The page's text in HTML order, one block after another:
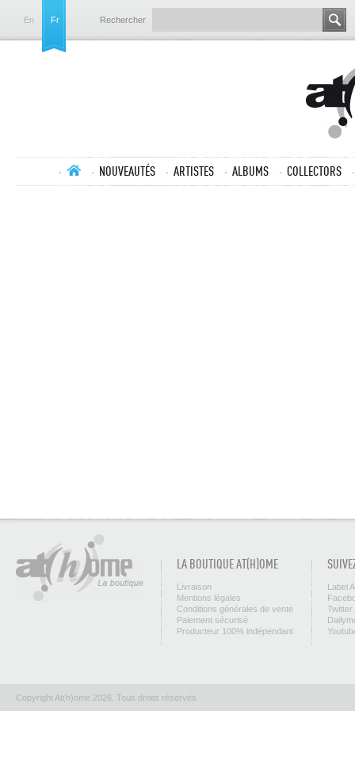
En Fr Rechercher
NOUVEAUTÉS ARTISTES ALBUMS COLLECTORS
LA BOUTIQUE AT(H)OME
Livraison
Mentions légales
Conditions générales de vente
Paiement sécurisé
Producteur 100% indépendant
Label
Twitter
Copyright At(h)ome 2026. Tous droits réservés